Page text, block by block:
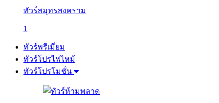
ทัวร์สมุทรสงคราม
1
ทัวร์พรีเมี่ยม
ทัวร์โปรไฟไหม้
ทัวร์โปรโมชั่น